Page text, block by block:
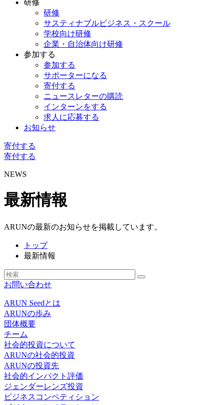
研修
研修
サスティナブルビジネス・スクール
学校向け研修
企業・自治体向け研修
参加する
参加する
サポーターになる
寄付する
ニュースレターの購読
インターンをする
求人に応募する
お知らせ
寄付する
寄付する
NEWS
最新情報
ARUNの最新のお知らせを掲載しています。
トップ
最新情報
お問い合わせ
ARUN Seedとは
ARUNの歩み
団体概要
チーム
社会的投資について
ARUNの社会的投資
ARUNの投資先
社会的インパクト評価
ジェンダーレンズ投資
ビジネスコンペティション